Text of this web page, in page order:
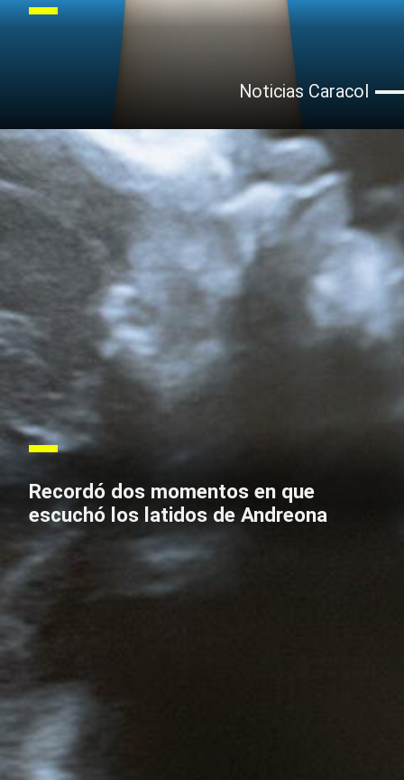
Noticias Caracol
Recordó dos momentos en que
escuchó los latidos de Andreona